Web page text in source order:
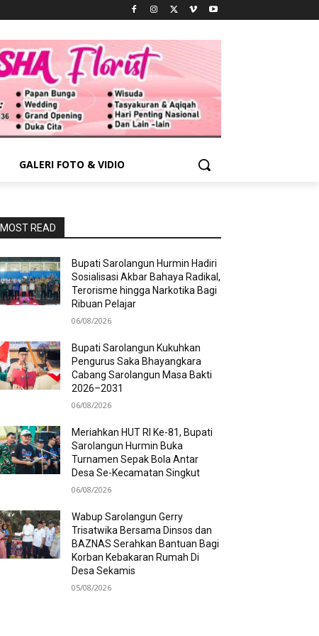
GALERI FOTO & VIDIO
MOST READ
Bupati Sarolangun Hurmin Hadiri
Sosialisasi Akbar Bahaya Radikal,
Terorisme hingga Narkotika Bagi
Ribuan Pelajar
06/08/2026
Bupati Sarolangun Kukuhkan
Pengurus Saka Bhayangkara
Cabang Sarolangun Masa Bakti
2026–2031
06/08/2026
Meriahkan HUT RI Ke-81, Bupati
Sarolangun Hurmin Buka
Turnamen Sepak Bola Antar
Desa Se-Kecamatan Singkut
06/08/2026
Wabup Sarolangun Gerry
Trisatwika Bersama Dinsos dan
BAZNAS Serahkan Bantuan Bagi
Korban Kebakaran Rumah Di
Desa Sekamis
05/08/2026